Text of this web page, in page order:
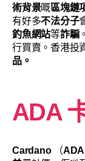
術背景嘅區塊鏈
有好多不法分子
釣魚網站等詐騙
行買賣。香港投
品。
ADA
Cardano（ADA